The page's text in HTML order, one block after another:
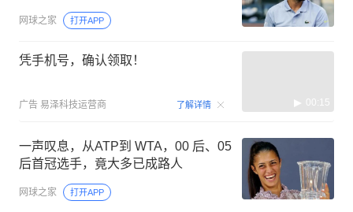
网球之家 打开APP
凭手机号，确认领取！
广告 易泽科技运营商 了解详情 00:15
一声叹息，从ATP到 WTA，00 后、05
后首冠选手，竟大多已成路人
网球之家 打开APP